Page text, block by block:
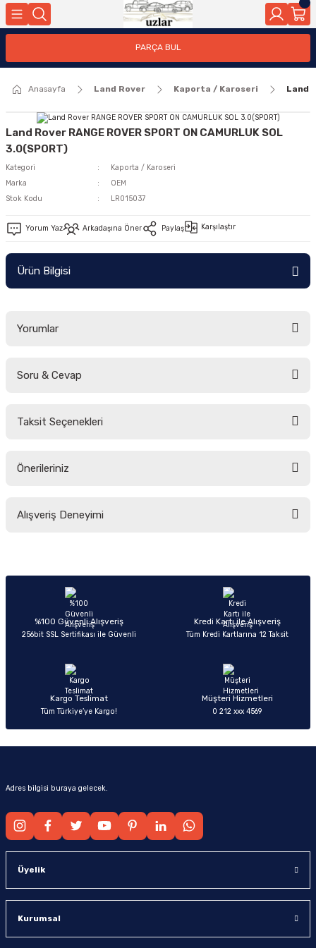
Geri Dön
PARÇA BUL
Anasayfa Land Rover Kaporta / Karoseri Land
Land Rover RANGE ROVER SPORT ON CAMURLUK SOL
3.0(SPORT)
Kategori
Kaporta / Karoseri
Marka
OEM
Stok Kodu
LR015037
Yorum Yaz Arkadaşına Öner Paylaş Karşılaştır
Ürün Bilgisi
Yorumlar
Soru & Cevap
Taksit Seçenekleri
Önerileriniz
yetersiz gördüğünüz noktaları öneri formunu kullanarak tarafımıza
Ürün açıklamasında eksik bilgiler bulunuyor.
Ürün bilgilerinde hatalar bulunuyor.
Ürün fiyatı diğer sitelerden daha pahalı.
Alışveriş Deneyimi
%100 Güvenli Alışveriş
256bit SSL Sertifikası ile Güvenli
Kredi Kartı ile Alışveriş
Tüm Kredi Kartlarına 12 Taksit
Kargo Teslimat
Tüm Türkiye’ye Kargo!
Müşteri Hizmetleri
0 212 xxx 4569
Adres bilgisi buraya gelecek.
Üyelik
Kurumsal